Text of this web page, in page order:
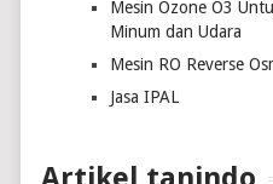
Mesin Ozone O3
Minum dan Udara
Mesin RO Reverse
Jasa IPAL